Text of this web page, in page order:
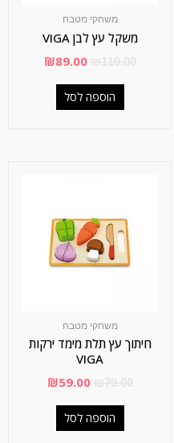
משחקי מטבח
משקל עץ לבן VIGA
₪89.00
הוספה לסל
משחקי מטבח
חיתוך עץ תלת מימד ירקות
VIGA
₪59.00
הוספה לסל